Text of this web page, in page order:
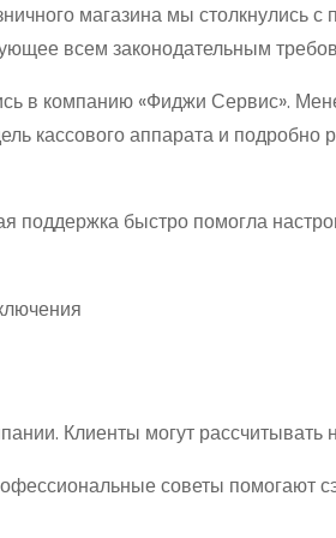
магазина мы столкнулись
всем законодательным
в компанию «Фиджи Сервис».
кассового аппарата и подробно
поддержка быстро помогла
Клиенты могут рассчитывать
советы помогают